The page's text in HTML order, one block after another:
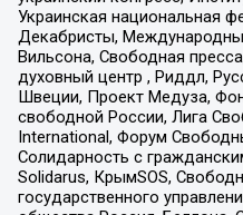
Украинская национальная
Декабристы,
Вильсона, Свободная
духовный центр , Риддл,
Швеции, Проект Медуза,
свободной России, Лига
International, Форум
Солидарность с
Solidarus, КрымSOS,
государственного